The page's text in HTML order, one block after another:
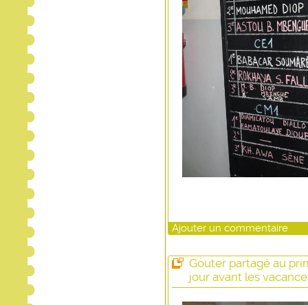
Ajouter un commentaire
Gouter partagé au
jour avant les